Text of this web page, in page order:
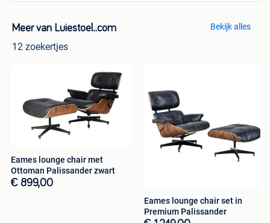
Meer van Luiestoel..com
12 zoekertjes
Bekijk alles
Eames lounge chair met
Ottoman Palissander zwart
€ 899,00
Eames lounge chair set in
Premium Palissander